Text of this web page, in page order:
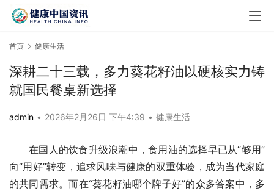
首页 健康生活
深耕二十三载，多力葵花籽油以硬核实力铸
就国民餐桌新选择
admin • 2026年2月26日 下午4:39 • 健康生活
在国人的饮食升级浪潮中，食用油的选择早已从“够用”
向“用好”转变，追求风味与健康的双重体验，成为当代家庭
的共同需求。而在“葵花籽油哪个牌子好”的众多答案中，多